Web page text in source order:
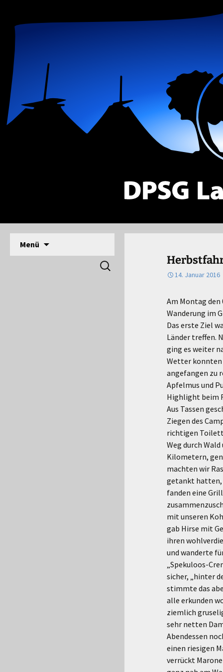
Pfadfinder Langerwehe
DPSG Stamm Langerwehe, Deutsche
Menü
Suchen
nach:
14. Januar 2016
Am Montag den
Wanderung im
Das erste Ziel
Länder treffen.
ging es weiter
Wetter konnten
angefangen zu
Apfelmus und
Highlight beim
Aus Tassen
Ziegen des
richtigen
Weg durch
Kilometern,
machten wir
getankt hatten,
fanden eine
mit unseren
gab Hirse mit
ihren
und wanderte
„Spekuloos-
sicher, „hinter
stimmte das
alle erkunden
ziemlich
sehr netten
Abendessen
einen riesigen
verrückt